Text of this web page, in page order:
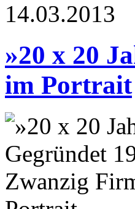
14.03.2013
»20 x 20
im Portrait